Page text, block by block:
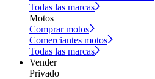
Todas las marcas
Motos
Comprar motos
Comerciantes motos
Todas las marcas
Vender
Privado